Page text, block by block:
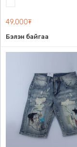
49,000₮
Бэлэн байгаа